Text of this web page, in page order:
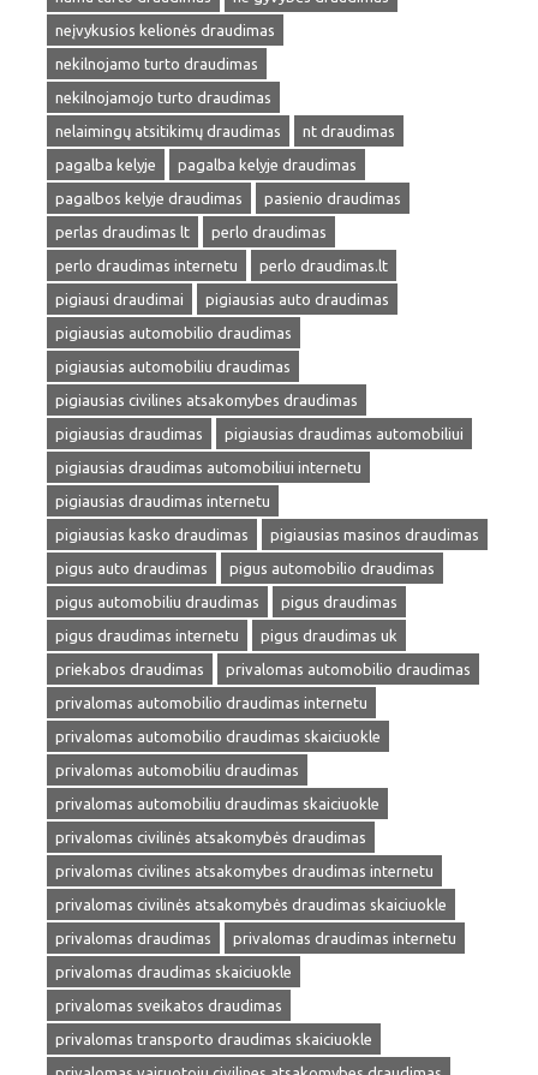
neįvykusios kelionės draudimas
nekilnojamo turto draudimas
nekilnojamojo turto draudimas
nelaimingų atsitikimų draudimas
nt draudimas
pagalba kelyje
pagalba kelyje draudimas
pagalbos kelyje draudimas
pasienio draudimas
perlas draudimas lt
perlo draudimas
perlo draudimas internetu
perlo draudimas.lt
pigiausi draudimai
pigiausias auto draudimas
pigiausias automobilio draudimas
pigiausias automobiliu draudimas
pigiausias civilines atsakomybes draudimas
pigiausias draudimas
pigiausias draudimas automobiliui
pigiausias draudimas automobiliui internetu
pigiausias draudimas internetu
pigiausias kasko draudimas
pigiausias masinos draudimas
pigus auto draudimas
pigus automobilio draudimas
pigus automobiliu draudimas
pigus draudimas
pigus draudimas internetu
pigus draudimas uk
priekabos draudimas
privalomas automobilio draudimas
privalomas automobilio draudimas internetu
privalomas automobilio draudimas skaiciuokle
privalomas automobiliu draudimas
privalomas automobiliu draudimas skaiciuokle
privalomas civilinės atsakomybės draudimas
privalomas civilines atsakomybes draudimas internetu
privalomas civilinės atsakomybės draudimas skaiciuokle
privalomas draudimas
privalomas draudimas internetu
privalomas draudimas skaiciuokle
privalomas sveikatos draudimas
privalomas transporto draudimas skaiciuokle